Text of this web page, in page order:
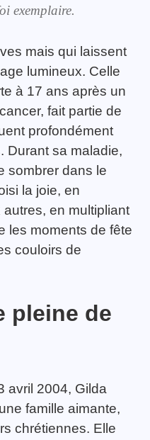
exemplaire.
mais qui laissent
lumineux. Celle
à 17 ans après un
fait partie de
profondément
Durant sa maladie,
sombrer dans le
la joie, en
en multipliant
les moments de fête
couloirs de
pleine de
avril 2004, Gilda
famille aimante,
chrétiennes. Elle